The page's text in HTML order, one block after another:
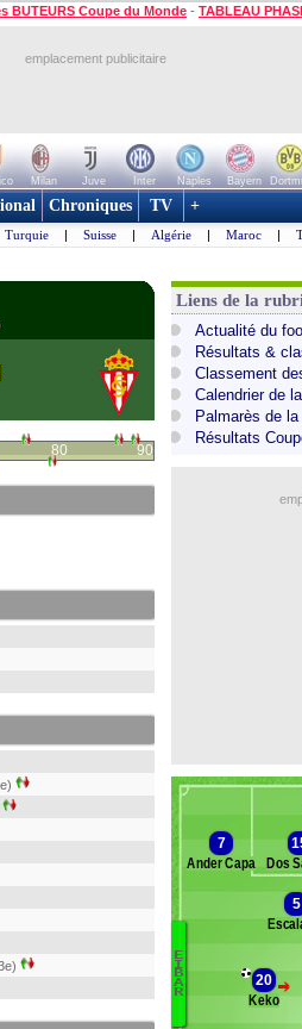
BUTEURS Coupe du Monde - TABLEAU
emplacement publicitaire
Milan Juve Inter Naples Bayern
Chroniques TV +
Turquie | Suisse | Algérie | Maroc |
80 90
Liens de la
Actualité du
Résultats &
Classement
Calendrier de
Palmarès de la
Résultats
Banc
Xabi Irureta
Pantic
E
I
B
A
R
7
Ander Capa
Dos
5
>
20
Keko